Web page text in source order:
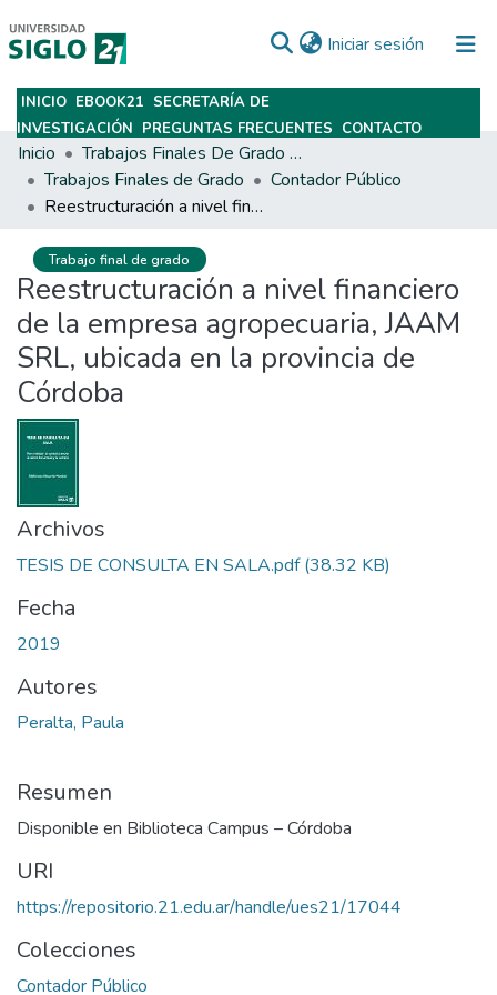
Iniciar sesión (current)
Subir
INICIO EBOOK21 SECRETARÍA DE
INVESTIGACIÓN PREGUNTAS FRECUENTES CONTACTO
Inicio
Trabajos Finales De Grado Y Posgrado
Trabajos Finales de Grado
Contador Público
Reestructuración a nivel financiero de la empresa agropecuaria, JAAM SRL, ubicada en la provincia de Córdoba
Trabajo final de grado
Reestructuración a nivel financiero
de la empresa agropecuaria, JAAM
SRL, ubicada en la provincia de
Córdoba
Archivos
TESIS DE CONSULTA EN SALA.pdf(38.32 KB)
Fecha
2019
Autores
Peralta, Paula
Resumen
Disponible en Biblioteca Campus – Córdoba
URI
https://repositorio.21.edu.ar/handle/ues21/17044
Colecciones
Contador Público